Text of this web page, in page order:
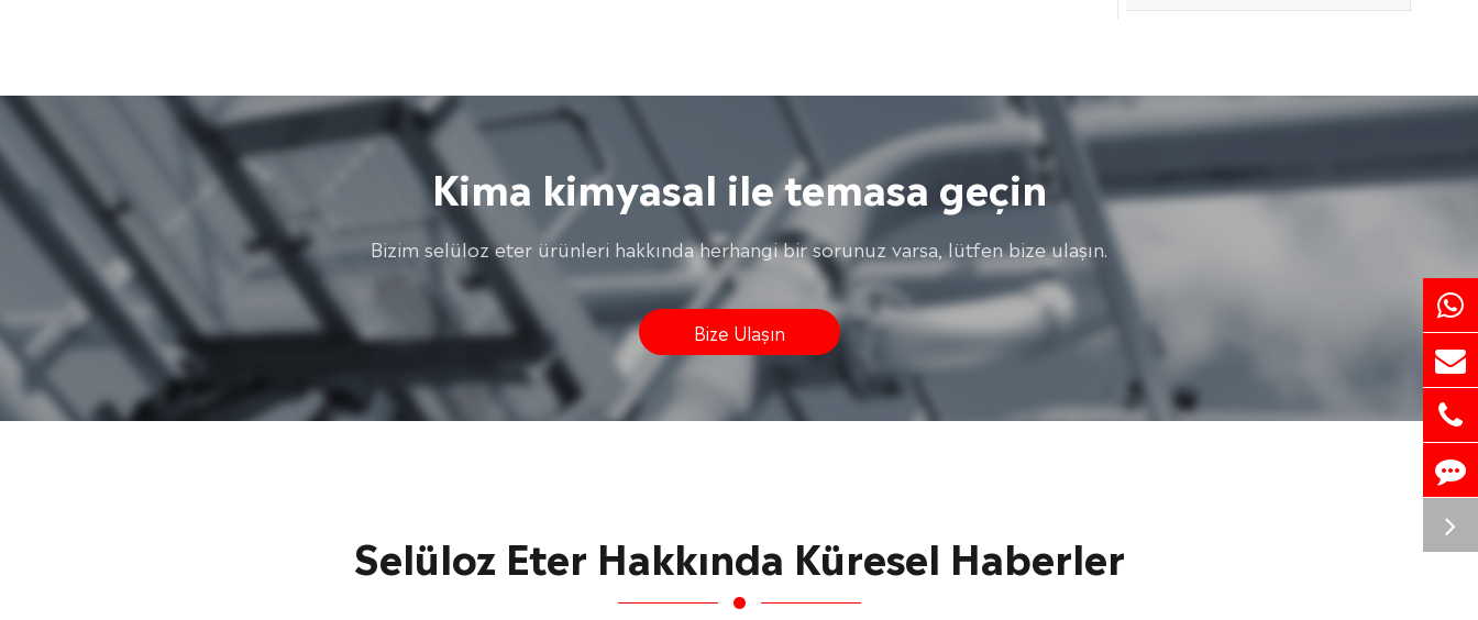
Kima kimyasal ile temasa geçin
Bizim selüloz eter ürünleri hakkında herhangi bir sorunuz varsa, lütfen bize ulaşın.
Bize Ulaşın
Selüloz Eter Hakkında Küresel Haberler